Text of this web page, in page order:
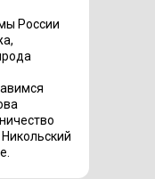
России